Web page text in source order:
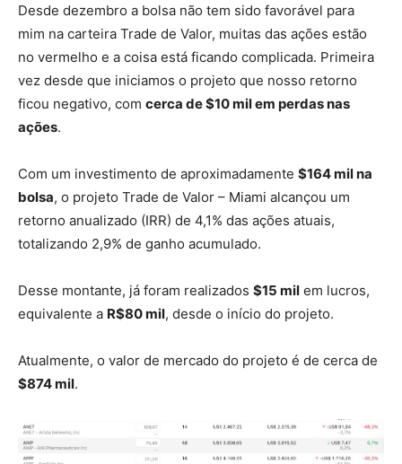
Desde dezembro a bolsa não tem sido favorável para
mim na carteira Trade de Valor, muitas das ações estão
no vermelho e a coisa está ficando complicada. Primeira
vez desde que iniciamos o projeto que nosso retorno
ficou negativo, com cerca de $10 mil em perdas nas
ações.
Com um investimento de aproximadamente $164 mil na
bolsa, o projeto Trade de Valor – Miami alcançou um
retorno anualizado (IRR) de 4,1% das ações atuais,
totalizando 2,9% de ganho acumulado.
Desse montante, já foram realizados $15 mil em lucros,
equivalente a R$80 mil, desde o início do projeto.
Atualmente, o valor de mercado do projeto é de cerca de
$874 mil.